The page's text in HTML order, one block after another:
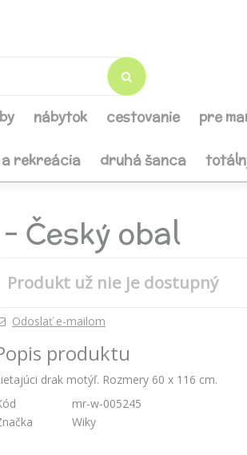
nábytok cestovanie pre
rekreácia druhá šanca
Český obal
Produkt už nie je dostupný
Odoslať e-mailom
produktu
drak motýľ. Rozmery 60 x 116 cm.
mr-w-005245
Wiky